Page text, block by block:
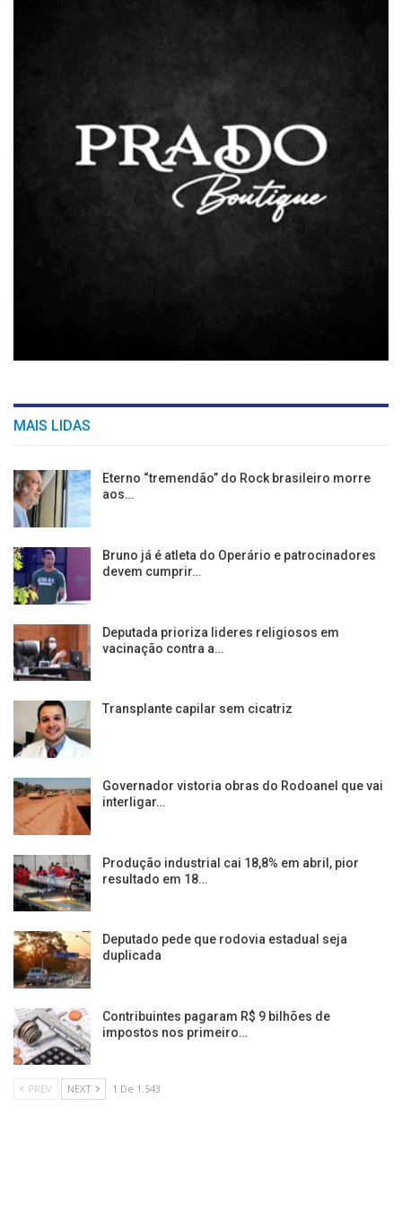
MAIS LIDAS
Eterno “tremendão” do Rock brasileiro morre
aos…
Bruno já é atleta do Operário e patrocinadores
devem cumprir…
Deputada prioriza lideres religiosos em
vacinação contra a…
Transplante capilar sem cicatriz
Governador vistoria obras do Rodoanel que vai
interligar…
Produção industrial cai 18,8% em abril, pior
resultado em 18…
Deputado pede que rodovia estadual seja
duplicada
Contribuintes pagaram R$ 9 bilhões de
impostos nos primeiro…
PREV NEXT 1 De 1.543